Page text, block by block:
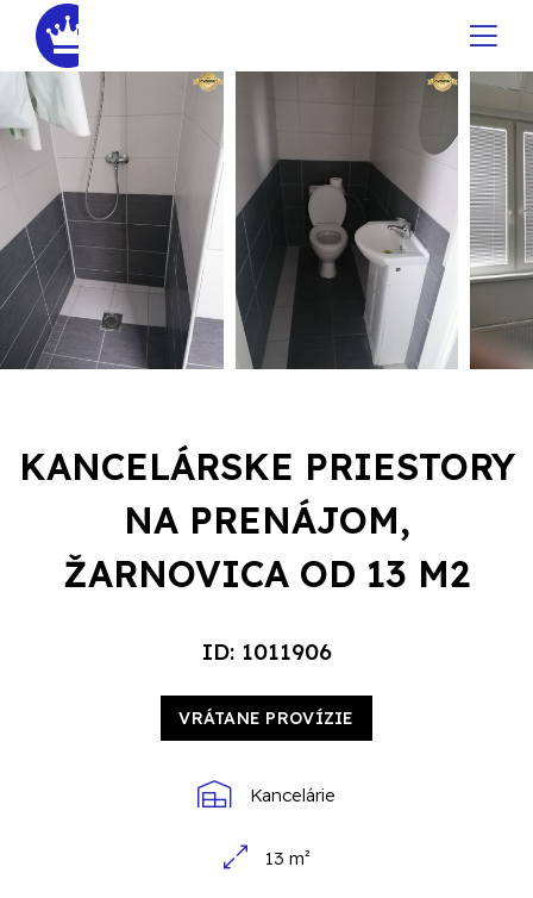
KANCELÁRSKE PRIESTORY
NA PRENÁJOM,
ŽARNOVICA OD 13 M2
ID: 1011906
VRÁTANE PROVÍZIE
Kancelárie
13 m²